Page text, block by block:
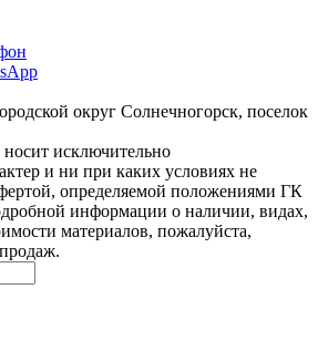
округ Солнечногорск, поселок
исключительно
и ни при каких условиях не
определяемой положениями ГК
информации о наличии, видах,
материалов, пожалуйста,